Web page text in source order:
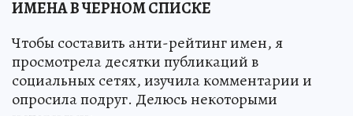
ИМЕНА В ЧЕРНОМ СПИСКЕ
Чтобы составить анти-рейтинг имен, я
просмотрела десятки публикаций в
социальных сетях, изучила комментарии и
опросила подруг. Делюсь некоторыми